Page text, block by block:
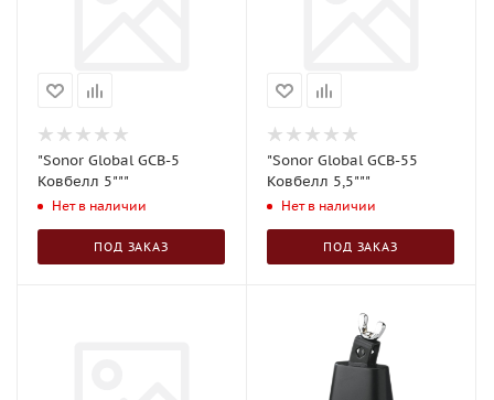
"Sonor Global GCB-5
Ковбелл 5"""
Нет в наличии
ПОД ЗАКАЗ
"Sonor Global GCB-55
Ковбелл 5,5"""
Нет в наличии
ПОД ЗАКАЗ